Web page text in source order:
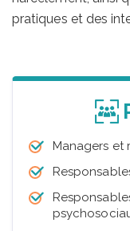
pratiques et des
Managers et